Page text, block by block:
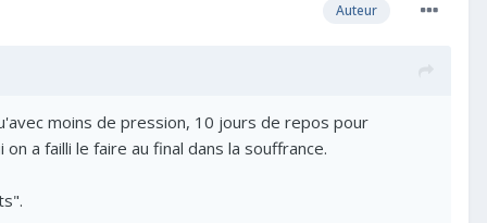
Auteur
moins de pression, 10 jours de repos pour
a failli le faire au final dans la souffrance.